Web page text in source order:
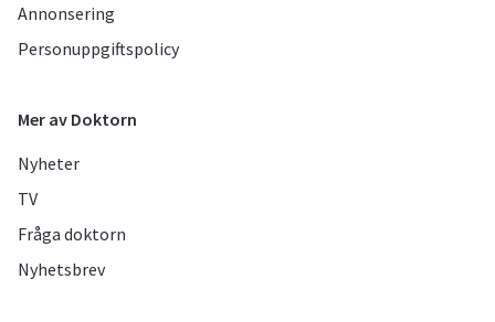
Annonsering
Personuppgiftspolicy
Mer av Doktorn
Nyheter
TV
Fråga doktorn
Nyhetsbrev